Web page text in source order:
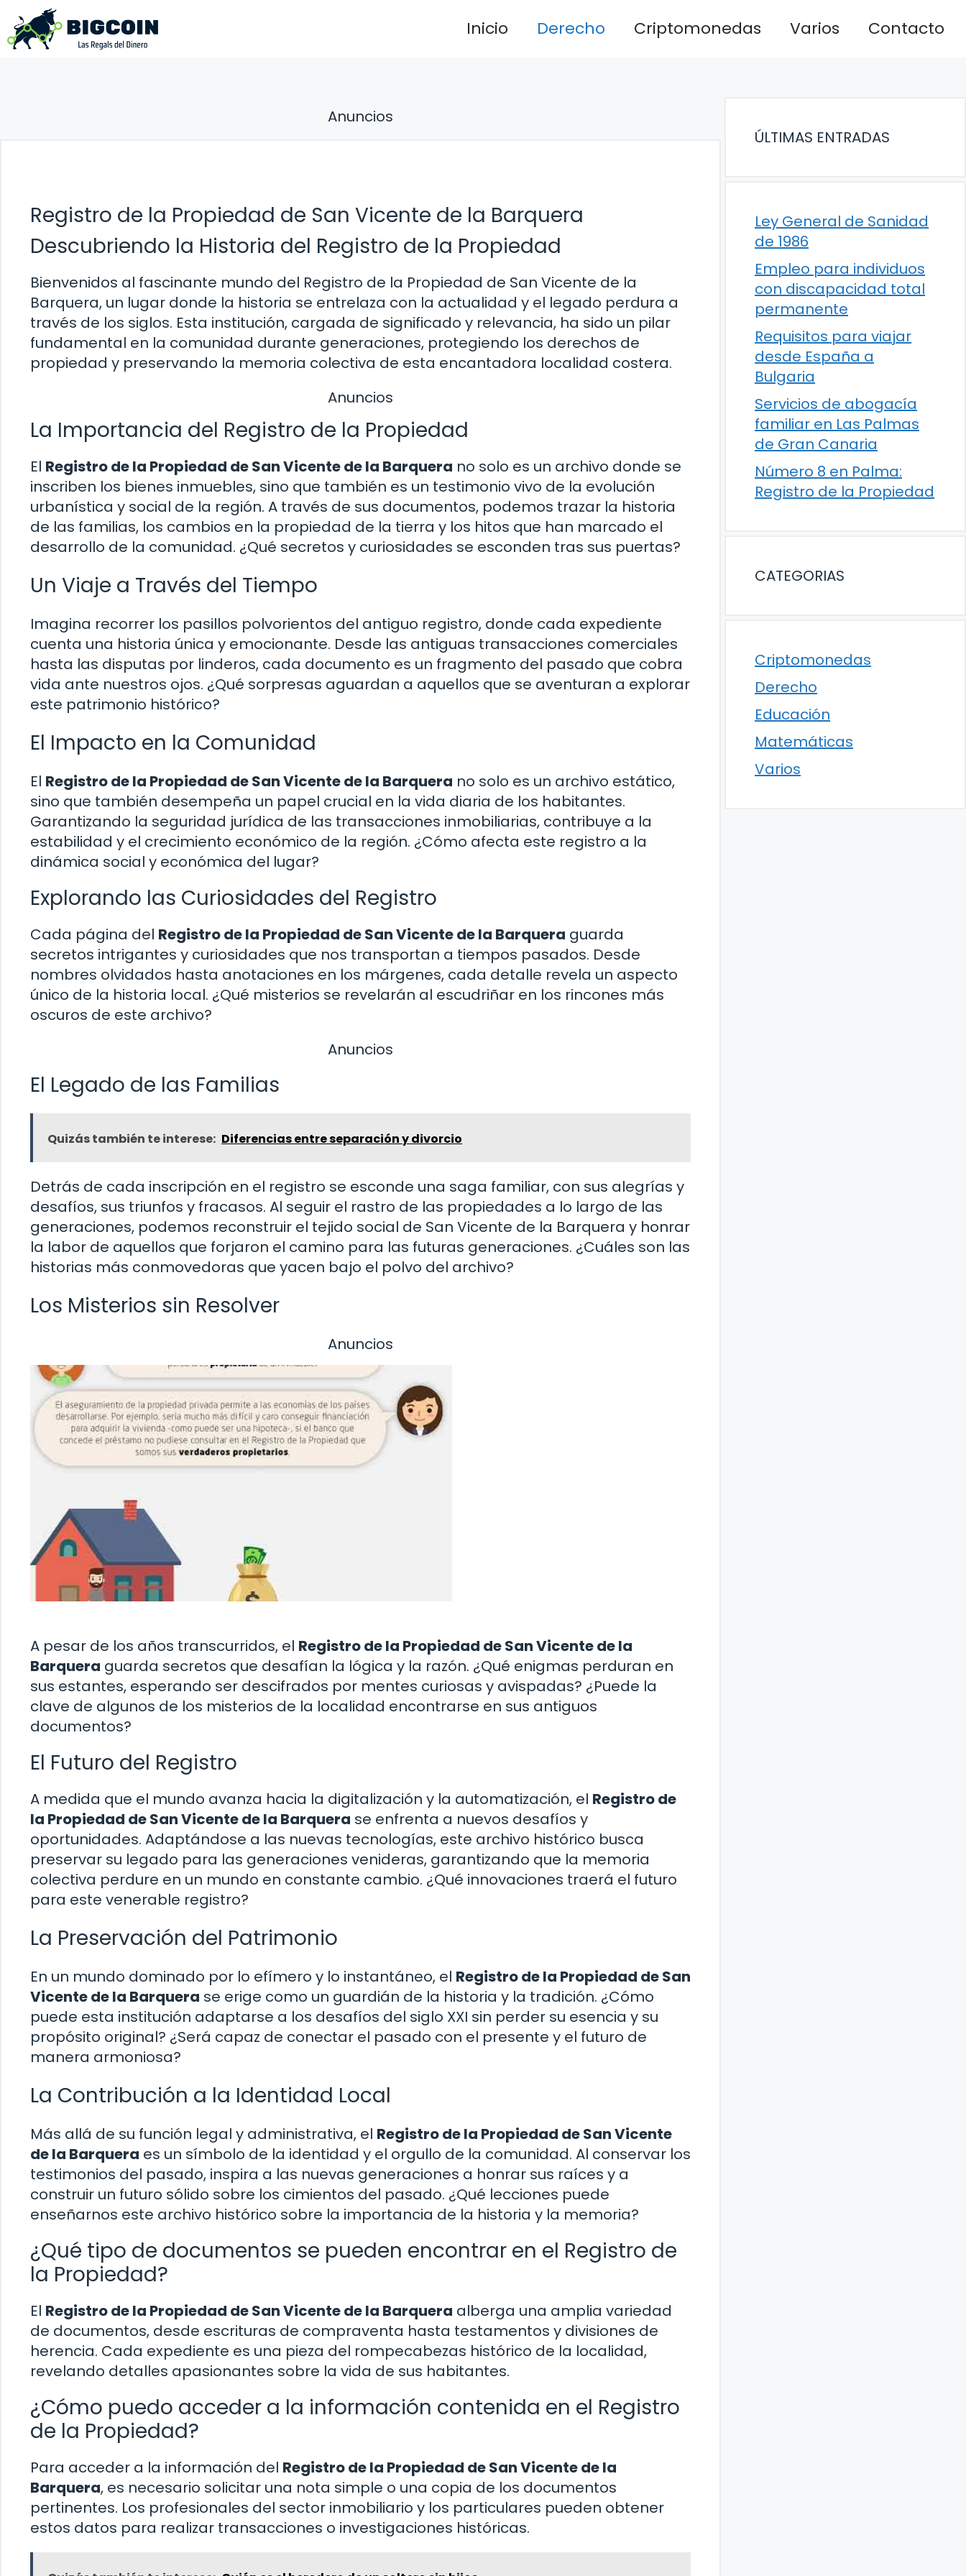
Saltar
contenido
Inicio Derecho Criptomonedas Varios Contacto
Anuncios
Registro de la Propiedad de San Vicente de la Barquera
Descubriendo la Historia del Registro de la Propiedad
Bienvenidos al fascinante mundo del Registro de la Propiedad de San Vicente de la
Barquera, un lugar donde la historia se entrelaza con la actualidad y el legado perdura a
través de los siglos. Esta institución, cargada de significado y relevancia, ha sido un pilar
fundamental en la comunidad durante generaciones, protegiendo los derechos de
propiedad y preservando la memoria colectiva de esta encantadora localidad costera.
Anuncios
La Importancia del Registro de la Propiedad
El Registro de la Propiedad de San Vicente de la Barquera no solo es un archivo donde se
inscriben los bienes inmuebles, sino que también es un testimonio vivo de la evolución
urbanística y social de la región. A través de sus documentos, podemos trazar la historia
de las familias, los cambios en la propiedad de la tierra y los hitos que han marcado el
desarrollo de la comunidad. ¿Qué secretos y curiosidades se esconden tras sus puertas?
Un Viaje a Través del Tiempo
Imagina recorrer los pasillos polvorientos del antiguo registro, donde cada expediente
cuenta una historia única y emocionante. Desde las antiguas transacciones comerciales
hasta las disputas por linderos, cada documento es un fragmento del pasado que cobra
vida ante nuestros ojos. ¿Qué sorpresas aguardan a aquellos que se aventuran a explorar
este patrimonio histórico?
El Impacto en la Comunidad
El Registro de la Propiedad de San Vicente de la Barquera no solo es un archivo estático,
sino que también desempeña un papel crucial en la vida diaria de los habitantes.
Garantizando la seguridad jurídica de las transacciones inmobiliarias, contribuye a la
estabilidad y el crecimiento económico de la región. ¿Cómo afecta este registro a la
dinámica social y económica del lugar?
Explorando las Curiosidades del Registro
Cada página del Registro de la Propiedad de San Vicente de la Barquera guarda
secretos intrigantes y curiosidades que nos transportan a tiempos pasados. Desde
nombres olvidados hasta anotaciones en los márgenes, cada detalle revela un aspecto
único de la historia local. ¿Qué misterios se revelarán al escudriñar en los rincones más
oscuros de este archivo?
Anuncios
El Legado de las Familias
Quizás también te interese: Diferencias entre separación y divorcio
Detrás de cada inscripción en el registro se esconde una saga familiar, con sus alegrías y
desafíos, sus triunfos y fracasos. Al seguir el rastro de las propiedades a lo largo de las
generaciones, podemos reconstruir el tejido social de San Vicente de la Barquera y honrar
la labor de aquellos que forjaron el camino para las futuras generaciones. ¿Cuáles son las
historias más conmovedoras que yacen bajo el polvo del archivo?
Los Misterios sin Resolver
Anuncios
A pesar de los años transcurridos, el Registro de la Propiedad de San Vicente de la
Barquera guarda secretos que desafían la lógica y la razón. ¿Qué enigmas perduran en
sus estantes, esperando ser descifrados por mentes curiosas y avispadas? ¿Puede la
clave de algunos de los misterios de la localidad encontrarse en sus antiguos
documentos?
El Futuro del Registro
A medida que el mundo avanza hacia la digitalización y la automatización, el Registro de
la Propiedad de San Vicente de la Barquera se enfrenta a nuevos desafíos y
oportunidades. Adaptándose a las nuevas tecnologías, este archivo histórico busca
preservar su legado para las generaciones venideras, garantizando que la memoria
colectiva perdure en un mundo en constante cambio. ¿Qué innovaciones traerá el futuro
para este venerable registro?
La Preservación del Patrimonio
En un mundo dominado por lo efímero y lo instantáneo, el Registro de la Propiedad de San
Vicente de la Barquera se erige como un guardián de la historia y la tradición. ¿Cómo
puede esta institución adaptarse a los desafíos del siglo XXI sin perder su esencia y su
propósito original? ¿Será capaz de conectar el pasado con el presente y el futuro de
manera armoniosa?
La Contribución a la Identidad Local
Más allá de su función legal y administrativa, el Registro de la Propiedad de San Vicente
de la Barquera es un símbolo de la identidad y el orgullo de la comunidad. Al conservar los
testimonios del pasado, inspira a las nuevas generaciones a honrar sus raíces y a
construir un futuro sólido sobre los cimientos del pasado. ¿Qué lecciones puede
enseñarnos este archivo histórico sobre la importancia de la historia y la memoria?
¿Qué tipo de documentos se pueden encontrar en el Registro de
la Propiedad?
El Registro de la Propiedad de San Vicente de la Barquera alberga una amplia variedad
de documentos, desde escrituras de compraventa hasta testamentos y divisiones de
herencia. Cada expediente es una pieza del rompecabezas histórico de la localidad,
revelando detalles apasionantes sobre la vida de sus habitantes.
¿Cómo puedo acceder a la información contenida en el Registro
de la Propiedad?
Para acceder a la información del Registro de la Propiedad de San Vicente de la
Barquera, es necesario solicitar una nota simple o una copia de los documentos
pertinentes. Los profesionales del sector inmobiliario y los particulares pueden obtener
estos datos para realizar transacciones o investigaciones históricas.
ÚLTIMAS ENTRADAS
Ley General de Sanidad
de 1986
Empleo para individuos
con discapacidad total
permanente
Requisitos para viajar
desde España a
Bulgaria
Servicios de abogacía
familiar en Las Palmas
de Gran Canaria
Número 8 en Palma:
Registro de la Propiedad
CATEGORIAS
Criptomonedas
Derecho
Educación
Matemáticas
Varios